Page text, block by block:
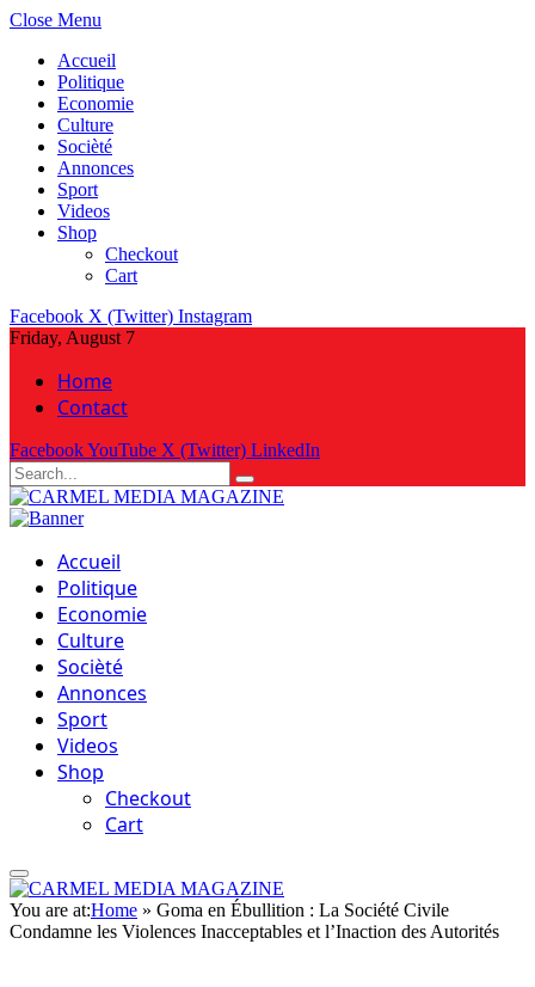
Close Menu
Accueil
Politique
Economie
Culture
Socièté
Annonces
Sport
Videos
Shop
Checkout
Cart
Facebook X (Twitter) Instagram
Friday, August 7
Home
Contact
FacebookYouTube X (Twitter) LinkedIn
Accueil
Politique
Economie
Culture
Socièté
Annonces
Sport
Videos
Shop
Checkout
Cart
You are at:Home » Goma en Ébullition : La Société Civile
Condamne les Violences Inacceptables et l’Inaction des Autorités